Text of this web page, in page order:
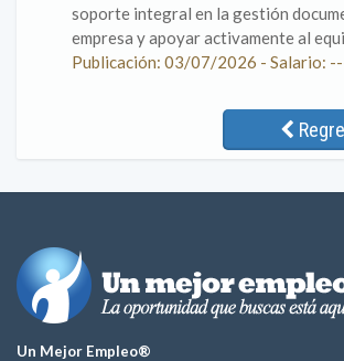
soporte integral en la gestión
empresa y apoyar activamente al
Publicación: 03/07/2026 - Salario:
Un Mejor Empleo®